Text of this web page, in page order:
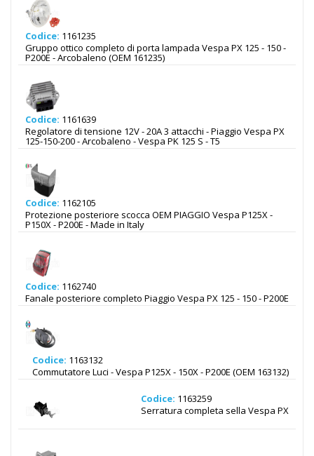
Codice: 1161235
Gruppo ottico completo di porta lampada Vespa PX 125 - 150 -
P200E - Arcobaleno (OEM 161235)
Codice: 1161639
Regolatore di tensione 12V - 20A 3 attacchi - Piaggio Vespa PX
125-150-200 - Arcobaleno - Vespa PK 125 S - T5
Codice: 1162105
Protezione posteriore scocca OEM PIAGGIO Vespa P125X -
P150X - P200E - Made in Italy
Codice: 1162740
Fanale posteriore completo Piaggio Vespa PX 125 - 150 - P200E
Codice: 1163132
Commutatore Luci - Vespa P125X - 150X - P200E (OEM 163132)
Codice: 1163259
Serratura completa sella Vespa PX